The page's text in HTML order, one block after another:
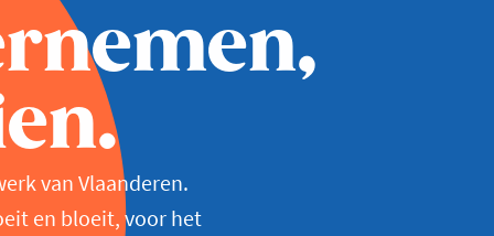
van Vlaanderen.
en bloeit, voor het